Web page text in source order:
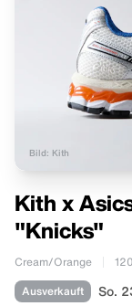
Bild: Kith
Kith x
"Knicks"
Cream/Orange
Ausverkauft So.